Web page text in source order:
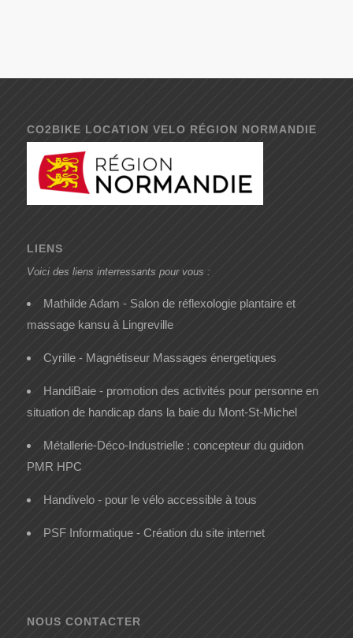
CO2BIKE LOCATION VELO RÉGION NORMANDIE
LIENS
Voici des liens interressants pour vous :
Mathilde Adam - Salon de réflexologie plantaire et
massage kansu à Lingreville
Cyrille - Magnétiseur Massages énergetiques
HandiBaie - promotion des activités pour personne en
situation de handicap dans la baie du Mont-St-Michel
Métallerie-Déco-Industrielle : concepteur du guidon
PMR HPC
Handivelo - pour le vélo accessible à tous
PSF Informatique - Création du site internet
NOUS CONTACTER